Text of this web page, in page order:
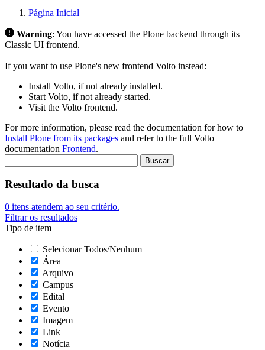
Página Inicial
Warning: You have accessed the Plone backend through its
Classic UI frontend.
If you want to use Plone's new frontend Volto instead:
Install Volto, if not already installed.
Start Volto, if not already started.
Visit the Volto frontend.
For more information, please read the documentation for how to
Install Plone from its packages and refer to the full Volto
documentation Frontend.
Resultado da busca
0 itens atendem ao seu critério.
Filtrar os resultados
Tipo de item
Selecionar Todos/Nenhum
Área
Arquivo
Campus
Edital
Evento
Imagem
Link
Notícia